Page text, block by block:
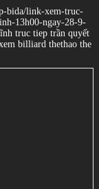
bida/link-xem-truc-
13h00-ngay-28-9-
truc tiep trần quyết
billiard thethao the